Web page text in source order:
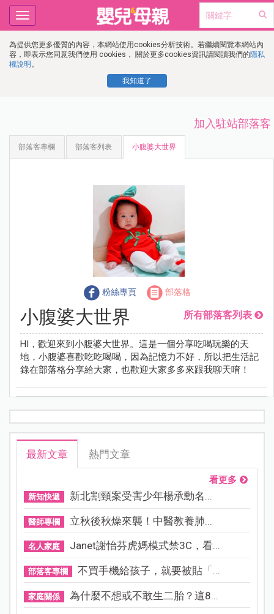
為提供您更多優質的內容，本網站使用cookies分析技術。若繼續閱覽本網站內
容，即表示您同意我們使用 cookies， 關於更多cookies資訊請閱讀我們的隱私
權說明 。
我知道了
Toggle
navigation
加入駐站部落客
部落客專欄 部落客列表 小腹婆大世界
粉絲專頁 部落格
小腹婆大世界 所有部落客列表
HI，歡迎來到小腹婆大世界。這是一個分享吃喝玩樂的天
地，小腹婆喜歡吃吃喝喝，因為記憶力不好，所以把生活記
錄在部落格分享給大家，也歡迎大家多多來跟我聊天唷！
最新文章 熱門文章
看更多
新知快遞 新北割頸案受害少年楊承勳名...
醫師專欄 立秋後秋燥來襲！中醫教養肺...
名人家庭 Janet謝怡芬虎媽模式禁3C，看...
部落客專欄 不買手機給孩子，就要被貼「...
家庭關係 為什麼不想或不敢生二胎？這8...